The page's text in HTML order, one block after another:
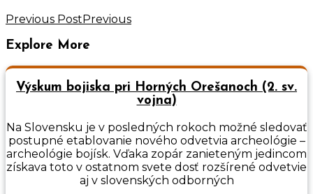
Previous Post Previous
Explore More
Výskum bojiska pri Horných Orešanoch (2. sv.
vojna)
Na Slovensku je v posledných rokoch možné sledovať
postupné etablovanie nového odvetvia archeológie –
archeológie bojísk. Vďaka zopár zanieteným jedincom
získava toto v ostatnom svete dosť rozšírené odvetvie
aj v slovenských odborných